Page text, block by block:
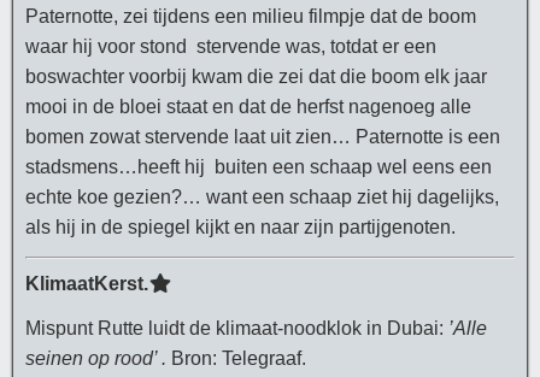
Paternotte, zei tijdens een milieu filmpje dat de boom
waar hij voor stond stervende was, totdat er een
boswachter voorbij kwam die zei dat die boom elk jaar
mooi in de bloei staat en dat de herfst nagenoeg alle
bomen zowat stervende laat uit zien… Paternotte is een
stadsmens…heeft hij buiten een schaap wel eens een
echte koe gezien?… want een schaap ziet hij dagelijks,
als hij in de spiegel kijkt en naar zijn partijgenoten.
KlimaatKerst.
Mispunt Rutte luidt de klimaat-noodklok in Dubai: ’Alle
seinen op rood’ . Bron: Telegraaf.